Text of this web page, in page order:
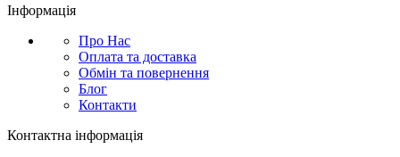
Інформація
Про Нас
Оплата та доставка
Обмін та повернення
Блог
Контакти
Контактна інформація